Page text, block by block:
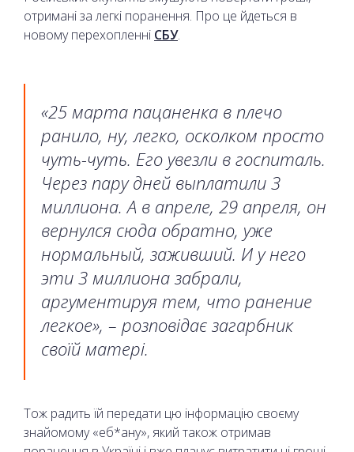
отримані за легкі поранення. Про це йдеться в
новому перехопленні СБУ.
«25 марта пацаненка в плечо
ранило, ну, легко, осколком просто
чуть-чуть. Его увезли в госпиталь.
Через пару дней выплатили 3
миллиона. А в апреле, 29 апреля, он
вернулся сюда обратно, уже
нормальный, заживший. И у него
эти 3 миллиона забрали,
аргументируя тем, что ранение
легкое», – розповідає загарбник
своїй матері.
Тож радить їй передати цю інформацію своєму
знайомому «еб*ану», який також отримав